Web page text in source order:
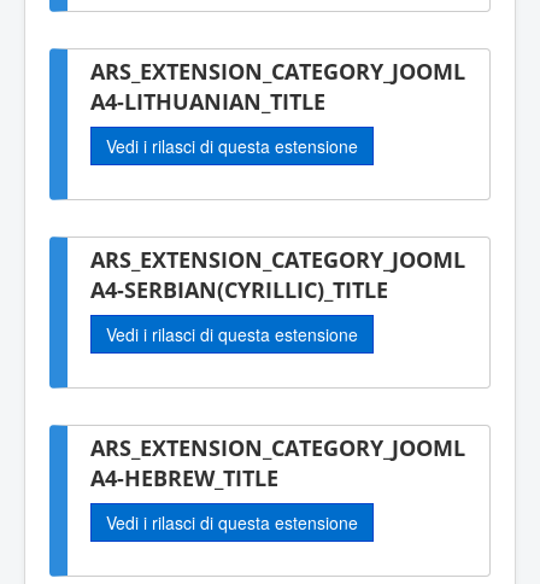
ARS_EXTENSION_CATEGORY_JOOML
A4-LITHUANIAN_TITLE
Vedi i rilasci di questa estensione
ARS_EXTENSION_CATEGORY_JOOML
A4-SERBIAN(CYRILLIC)_TITLE
Vedi i rilasci di questa estensione
ARS_EXTENSION_CATEGORY_JOOML
A4-HEBREW_TITLE
Vedi i rilasci di questa estensione